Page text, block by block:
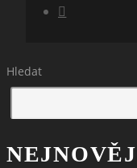
Hledat